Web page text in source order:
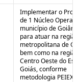
Implementar o
de 1 Núcleo
município de
para atuar na
metropolitana de
bem como na
Centro Oeste do
Goiás, conforme
metodologia PEIEX.